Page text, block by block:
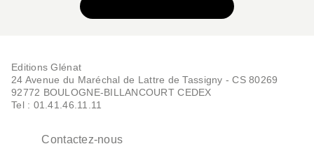
Editions Glénat
24 Avenue du Maréchal de Lattre de Tassigny - CS 80269
92772 BOULOGNE-BILLANCOURT CEDEX
Tel : 01.41.46.11.11
Contactez-nous